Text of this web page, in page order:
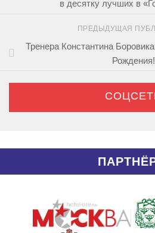
в десятку лучших в
ПРЕДЫДУЩАЯ
Тренера Константина
Рождения!